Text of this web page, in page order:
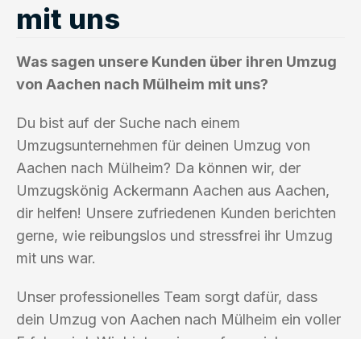
mit uns
Was sagen unsere Kunden über ihren Umzug
von Aachen nach Mülheim mit uns?
Du bist auf der Suche nach einem
Umzugsunternehmen für deinen Umzug von
Aachen nach Mülheim? Da können wir, der
Umzugskönig Ackermann Aachen aus Aachen,
dir helfen! Unsere zufriedenen Kunden berichten
gerne, wie reibungslos und stressfrei ihr Umzug
mit uns war.
Unser professionelles Team sorgt dafür, dass
dein Umzug von Aachen nach Mülheim ein voller